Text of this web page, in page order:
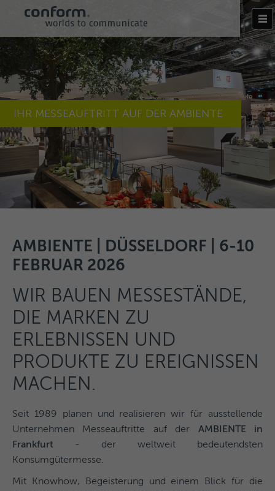
IHR MESSEAUFTRITT AUF DER AMBIENTE
AMBIENTE | DÜSSELDORF | 6-10
FEBRUAR 2026
WIR BAUEN MESSESTÄNDE,
DIE MARKEN ZU
ERLEBNISSEN UND
PRODUKTE ZU EREIGNISSEN
MACHEN.
Seit 1989 planen und realisieren wir für ausstellende
Unternehmen Messeauftritte auf der AMBIENTE in
Frankfurt - der weltweit bedeutendsten
Konsumgütermesse.
Mit Knowhow, Begeisterung und einem Blick für die